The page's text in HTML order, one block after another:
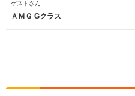
ゲストさん
ＡＭＧ Gクラス